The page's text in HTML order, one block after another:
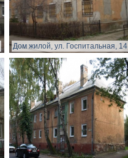
Дом жилой, ул. Госпитальная, 14